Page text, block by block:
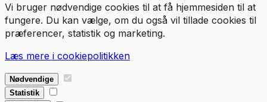
Vi bruger nødvendige cookies til at få hjemmesiden til at
fungere. Du kan vælge, om du også vil tillade cookies til
præferencer, statistik og marketing.
Læs mere i cookiepolitikken
Nødvendige
Statistik